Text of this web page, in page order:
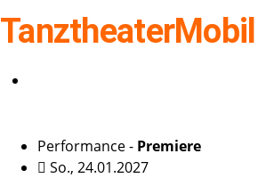
Performance - Premiere
So., 24.01.2027